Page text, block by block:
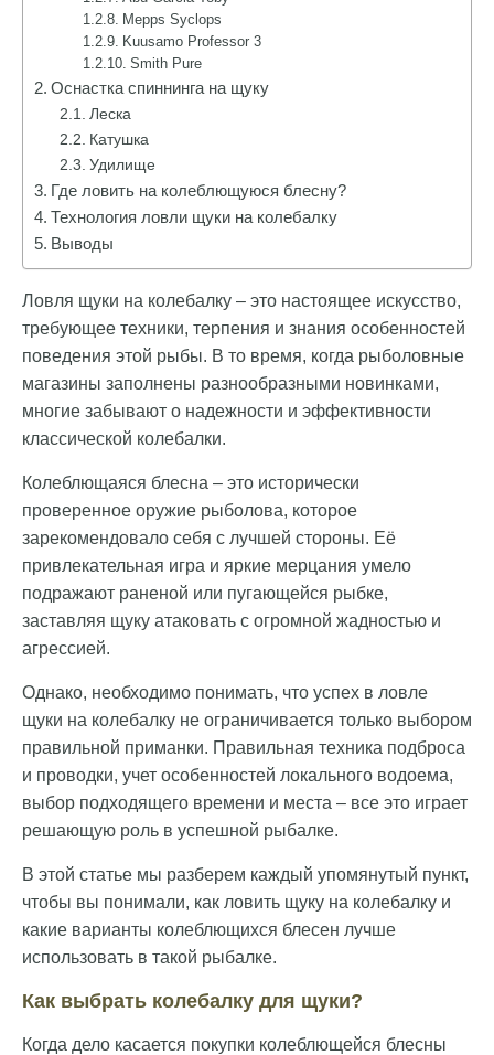
Mepps Syclops
Kuusamo Professor 3
Smith Pure
Оснастка спиннинга на щуку
Леска
Катушка
Удилище
Где ловить на колеблющуюся блесну?
Технология ловли щуки на колебалку
Выводы
Ловля щуки на колебалку – это настоящее искусство,
требующее техники, терпения и знания особенностей
поведения этой рыбы. В то время, когда рыболовные
магазины заполнены разнообразными новинками,
многие забывают о надежности и эффективности
классической колебалки.
Колеблющаяся блесна – это исторически
проверенное оружие рыболова, которое
зарекомендовало себя с лучшей стороны. Её
привлекательная игра и яркие мерцания умело
подражают раненой или пугающейся рыбке,
заставляя щуку атаковать с огромной жадностью и
агрессией.
Однако, необходимо понимать, что успех в ловле
щуки на колебалку не ограничивается только выбором
правильной приманки. Правильная техника подброса
и проводки, учет особенностей локального водоема,
выбор подходящего времени и места – все это играет
решающую роль в успешной рыбалке.
В этой статье мы разберем каждый упомянутый пункт,
чтобы вы понимали, как ловить щуку на колебалку и
какие варианты колеблющихся блесен лучше
использовать в такой рыбалке.
Как выбрать колебалку для щуки?
Когда дело касается покупки колеблющейся блесны